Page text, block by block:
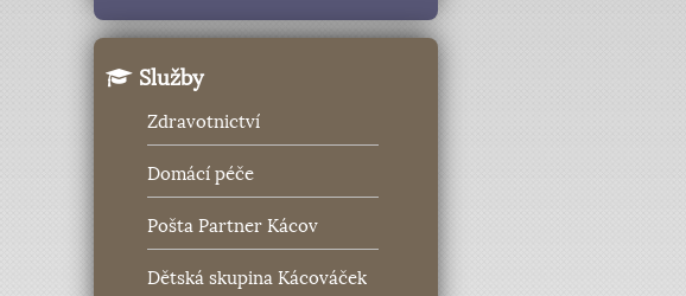
Služby
Zdravotnictví
Domácí péče
Pošta Partner Kácov
Dětská skupina Kácováček